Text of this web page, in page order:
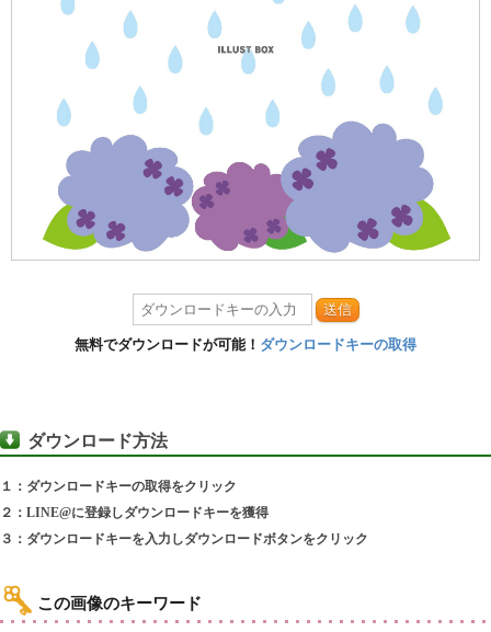
送信
無料でダウンロードが可能！ ダウンロードキーの取得
ダウンロード方法
１：ダウンロードキーの取得をクリック
２：LINE@に登録しダウンロードキーを獲得
３：ダウンロードキーを入力しダウンロードボタンをクリック
この画像のキーワード